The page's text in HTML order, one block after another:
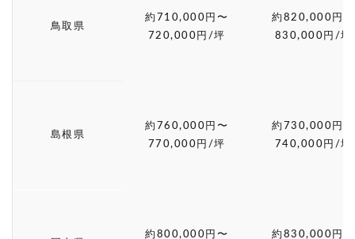
鳥取県
約710,000円〜
720,000円/坪
約820,000円〜
830,000円/坪
島根県
約760,000円〜
770,000円/坪
約730,000円〜
740,000円/坪
約800,000円〜 約830,000円〜